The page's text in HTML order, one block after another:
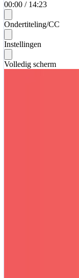
00:00 / 14:23
Ondertiteling/CC
Instellingen
Volledig scherm